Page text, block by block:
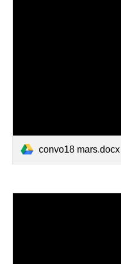
convo18 mars.docx